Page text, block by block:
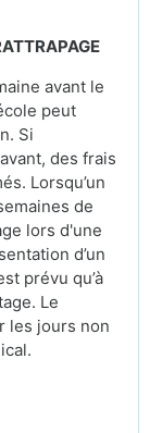
avant le
peut
Si
des frais
Lorsqu’un
de
lors d'une
d’un
prévu qu’à
Le
les jours non